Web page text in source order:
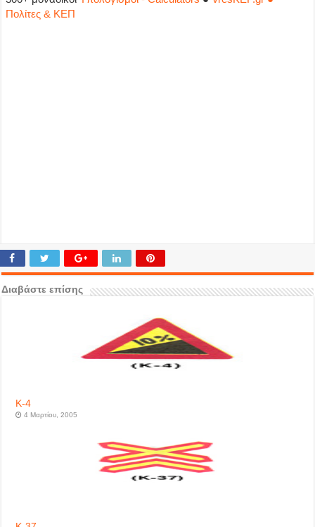
Πολίτες & ΚΕΠ
Διαβάστε επίσης
Κ-4
4 Μαρτίου, 2005